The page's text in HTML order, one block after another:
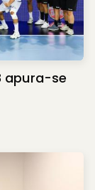
apura-se